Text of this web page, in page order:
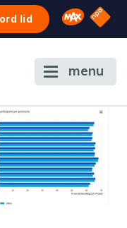
lid Omroep
NPO
menu